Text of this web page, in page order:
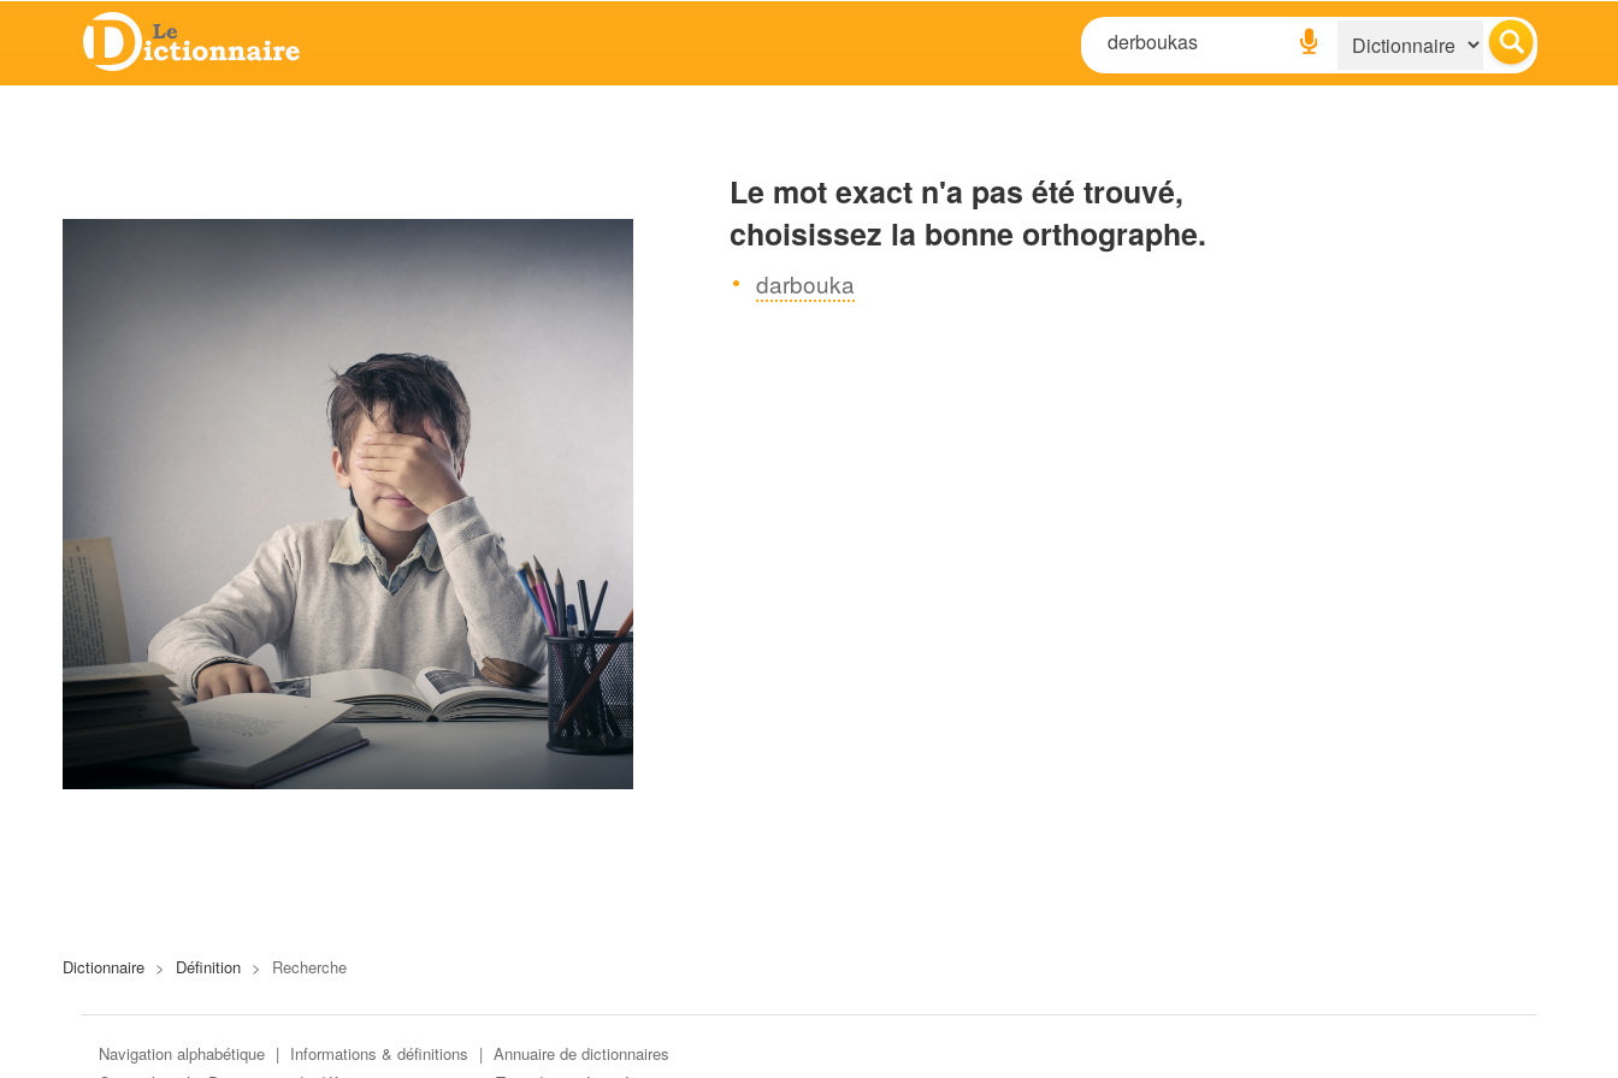
Le mot exact n'a pas été trouvé,
choisissez la bonne orthographe.
darbouka
Dictionnaire > Définition > Recherche
Navigation alphabétique | Informations & définitions | Annuaire de dictionnaires